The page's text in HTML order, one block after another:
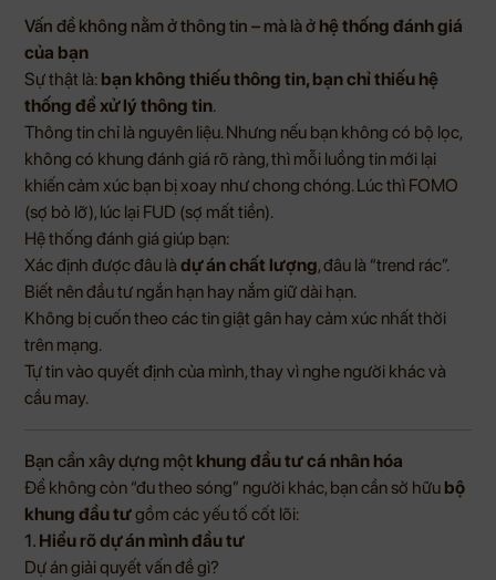
Vấn đề không nằm ở thông tin – mà là ở hệ thống đánh giá
của bạn
Sự thật là: bạn không thiếu thông tin, bạn chỉ thiếu hệ
thống để xử lý thông tin.
Thông tin chỉ là nguyên liệu. Nhưng nếu bạn không có bộ lọc,
không có khung đánh giá rõ ràng, thì mỗi luồng tin mới lại
khiến cảm xúc bạn bị xoay như chong chóng. Lúc thì FOMO
(sợ bỏ lỡ), lúc lại FUD (sợ mất tiền).
Hệ thống đánh giá giúp bạn:
Xác định được đâu là dự án chất lượng, đâu là “trend rác”.
Biết nên đầu tư ngắn hạn hay nắm giữ dài hạn.
Không bị cuốn theo các tin giật gân hay cảm xúc nhất thời
trên mạng.
Tự tin vào quyết định của mình, thay vì nghe người khác và
cầu may.
Bạn cần xây dựng một khung đầu tư cá nhân hóa
Để không còn “đu theo sóng” người khác, bạn cần sở hữu bộ
khung đầu tưgồm các yếu tố cốt lõi:
1. Hiểu rõ dự án mình đầu tư
Dự án giải quyết vấn đề gì?